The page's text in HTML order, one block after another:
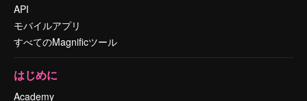
API
モバイルアプリ
すべてのMagnificツール
はじめに
Academy